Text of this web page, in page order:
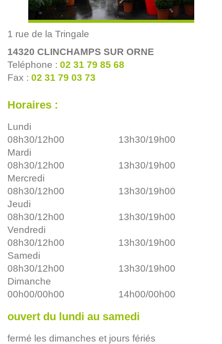
1 rue de la Tringale
14320 CLINCHAMPS SUR ORNE
Teléphone : 02 31 79 85 68
Fax : 02 31 79 03 73
Horaires :
Lundi
08h30/12h00
13h30/19h00
Mardi
08h30/12h00
13h30/19h00
Mercredi
08h30/12h00
13h30/19h00
Jeudi
08h30/12h00
13h30/19h00
Vendredi
08h30/12h00
13h30/19h00
Samedi
08h30/12h00
13h30/19h00
Dimanche
00h00/00h00
14h00/00h00
ouvert du lundi au samedi
fermé les dimanches et jours fériés